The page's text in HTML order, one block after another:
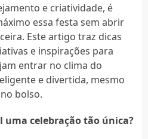
e criatividade, é
essa festa sem abrir
Este artigo traz dicas
e inspirações para
entrar no clima do
e divertida, mesmo
bolso.
uma celebração tão única?